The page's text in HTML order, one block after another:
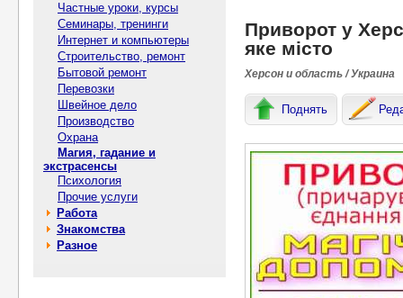
Частные уроки, курсы
Семинары, тренинги
Интернет и компьютеры
Строительство, ремонт
Бытовой ремонт
Перевозки
Швейное дело
Производство
Охрана
Магия, гадание и
экстрасенсы
Психология
Прочие услуги
Работа
Знакомства
Разное
Приворот у
яке місто
Херсон и область / Украина
Поднять